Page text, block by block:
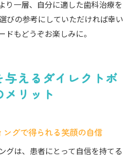
える新しいアプローチ
療法としてのダイレクトボン
り一層、自分に適した歯科治療を
びの参考にしていただければ幸い
ドもどうぞお楽しみに。
えるダイレクトボ
リット
ングで得られる笑顔の自信
グは、患者にとって自信を持てる